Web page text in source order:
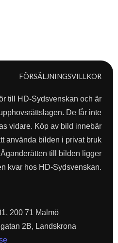
FÖRSÄLJNINGSVILLKOR
till HD-Sydsvenskan och är
De får inte
vidare. Köp av bild innebär
använda bilden i privat bruk
till bilden ligger
kvar hos HD-Sydsvenskan.
200 71 Malmö
2B, Landskrona